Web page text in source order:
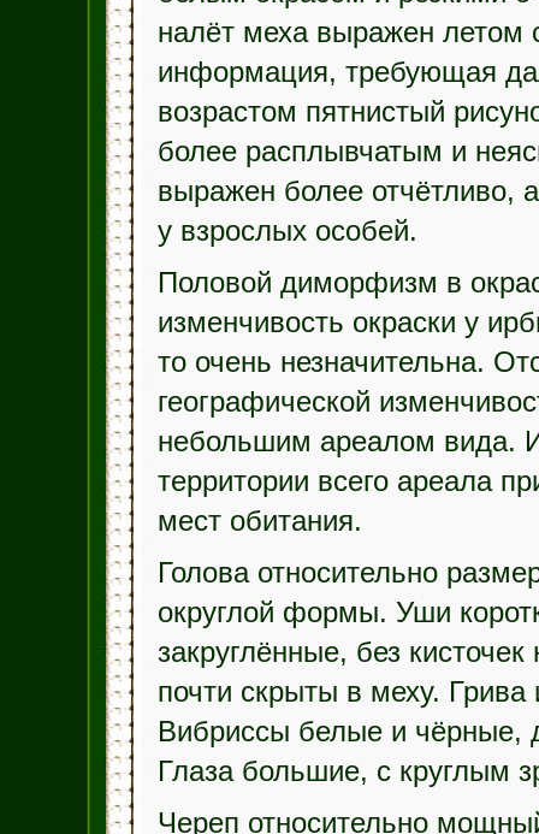
налёт меха выражен летом
информация, требующая
возрастом пятнистый
более расплывчатым и
выражен более отчётливо,
у взрослых особей.
Половой диморфизм в
изменчивость окраски у
то очень незначительна.
географической
небольшим ареалом вида.
территории всего ареала
мест обитания.
Голова относительно
округлой формы. Уши
закруглённые, без
почти скрыты в меху. Грива
Вибриссы белые и чёрные,
Глаза большие, с круглым
Череп относительно